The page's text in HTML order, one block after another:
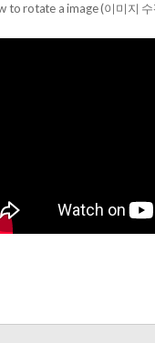
to rotate a image (이미지